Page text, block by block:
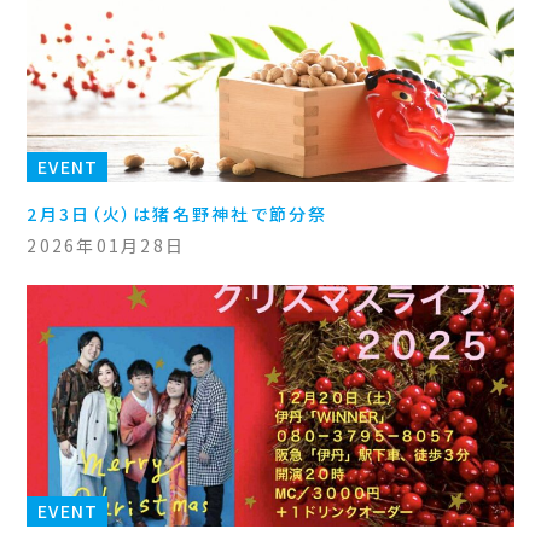
EVENT
2月3日（火）は猪名野神社で節分祭
2026年01月28日
EVENT